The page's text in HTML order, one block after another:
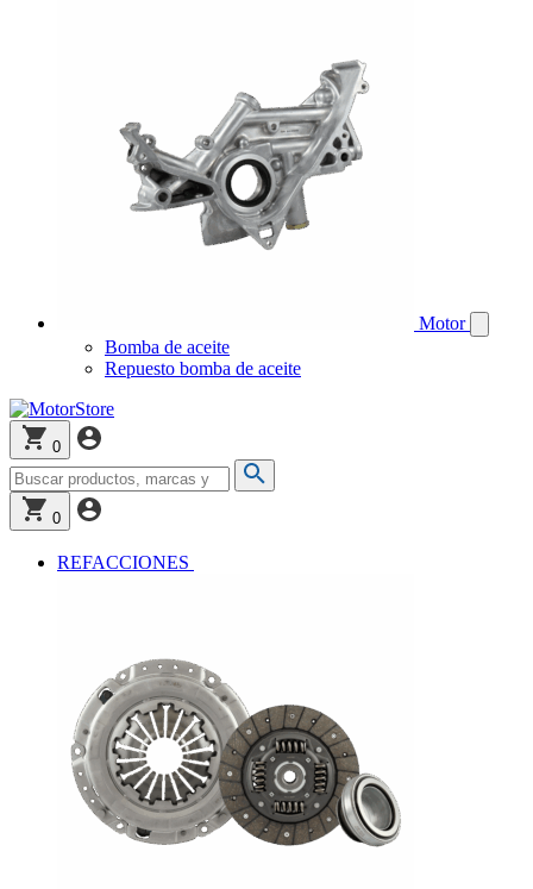
Motor
Bomba de aceite
Repuesto bomba de aceite
0
0
REFACCIONES